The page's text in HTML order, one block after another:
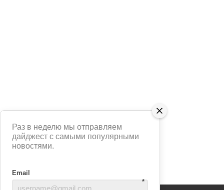
Раз в неделю мы отправляем
дайджест с самыми популярными
новостями.
Email
*